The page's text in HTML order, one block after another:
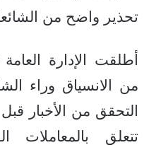
تحذير واضح من
أطلقت الإدارة
من الانسياق وراء
التحقق من الأخبار
تتعلق بالمعاملات